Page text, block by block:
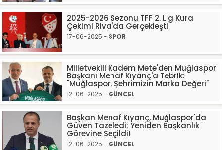
2025-2026 Sezonu TFF 2. Lig Kura
Çekimi Riva'da Gerçekleşti
17-06-2025 - SPOR
Milletvekili Kadem Mete'den Muğlaspor
Başkanı Menaf Kıyanç'a Tebrik:
"Muğlaspor, Şehrimizin Marka Değeri"
12-06-2025 - GÜNCEL
Başkan Menaf Kıyanç, Muğlaspor'da
Güven Tazeledi: Yeniden Başkanlık
Görevine Seçildi!
12-06-2025 - GÜNCEL